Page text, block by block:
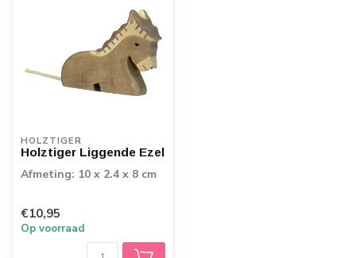
HOLZTIGER
Holztiger Liggende Ezel
Afmeting: 10 x 2.4 x 8 cm
€10,95
Op voorraad